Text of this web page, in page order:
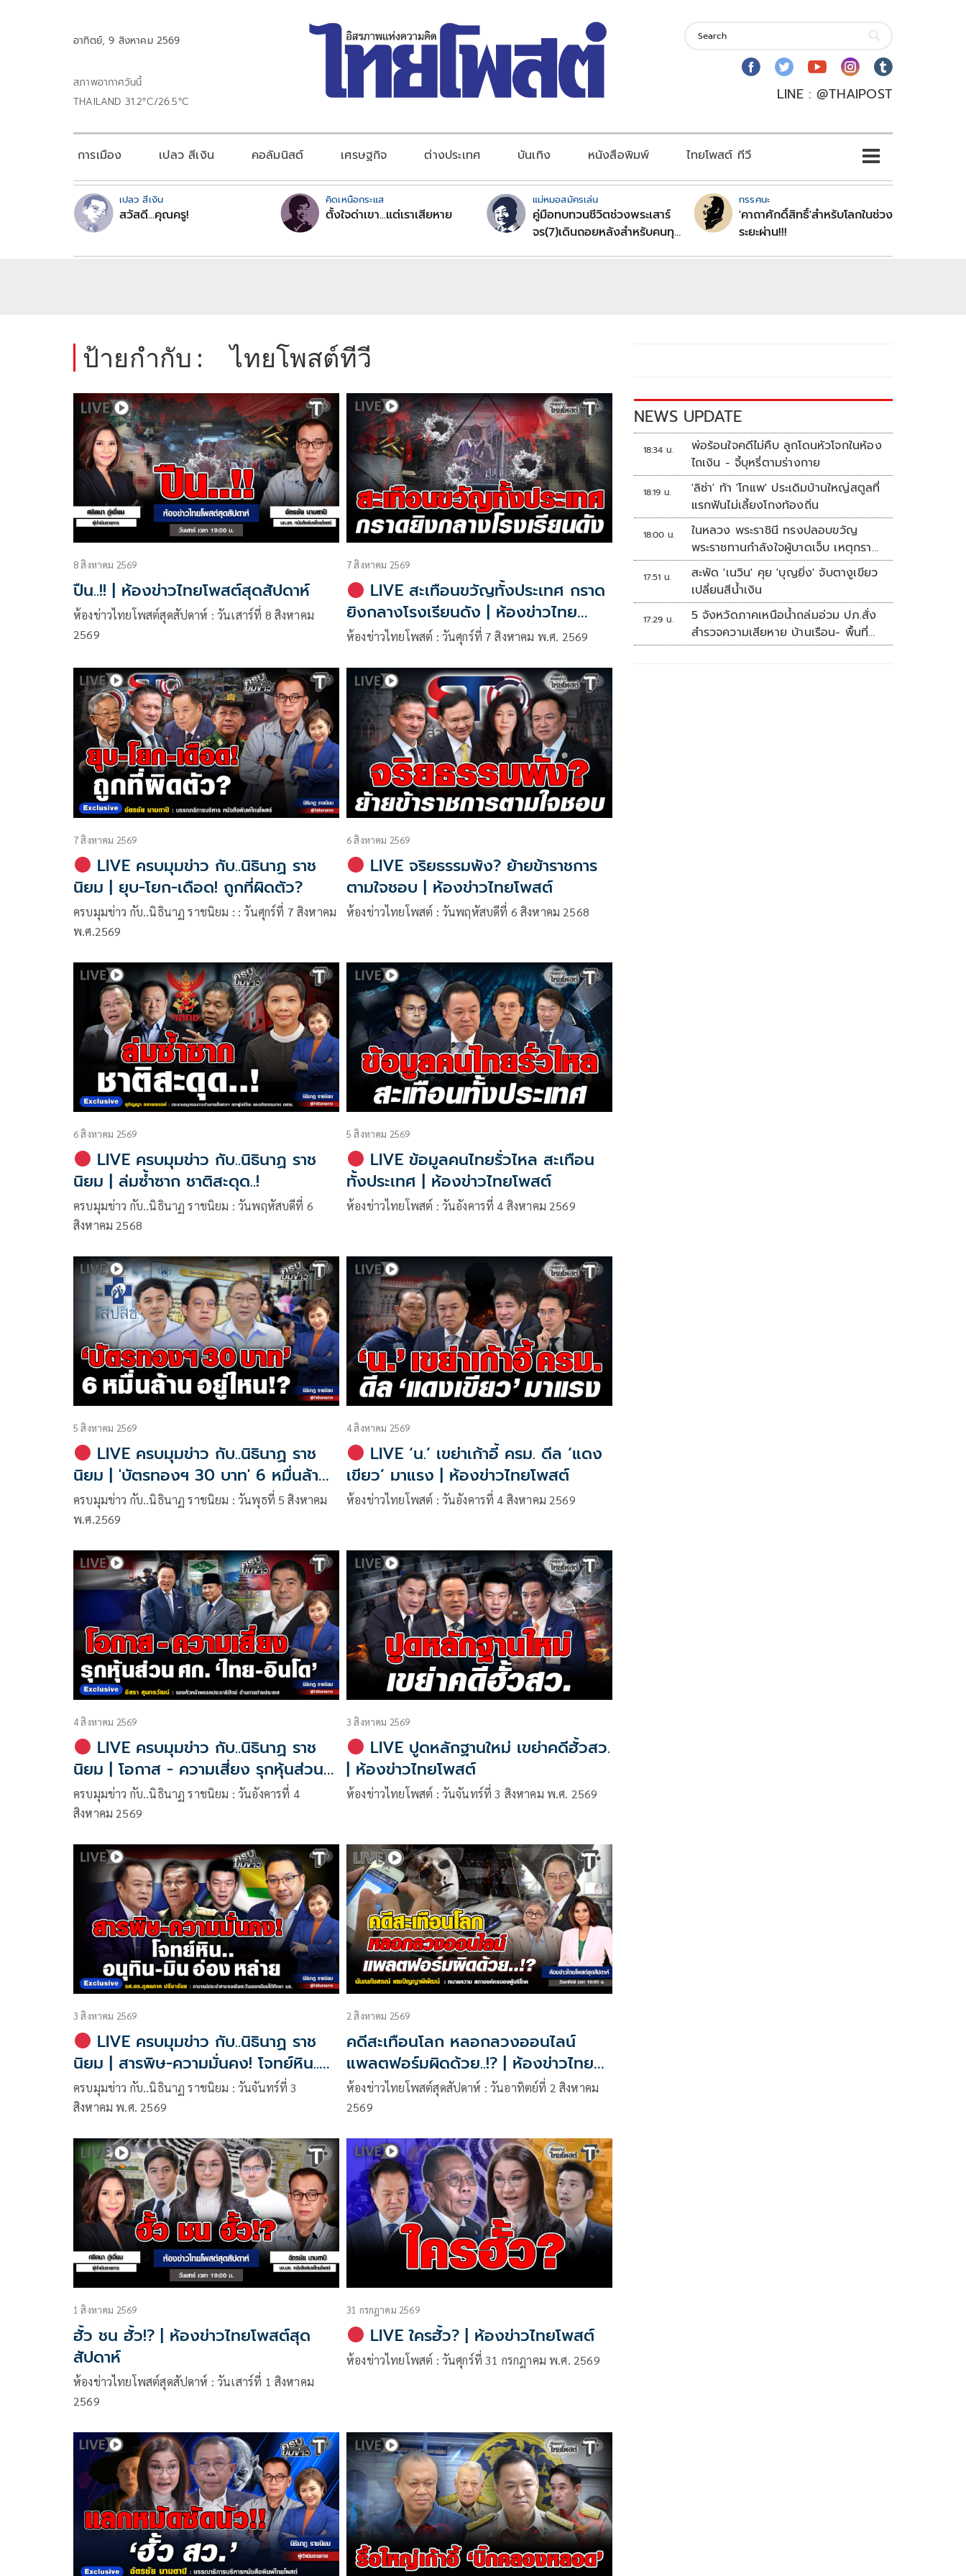
อาทิตย์, 9 สิงหาคม 2569
สภาพอากาศวันนี้
THAILAND 31.2°C/26.5°C
LINE : @THAIPOST
การเมือง เปลว สีเงิน คอลัมนิสต์ เศรษฐกิจ ต่างประเทศ บันเทิง หนังสือพิมพ์ ไทยโพสต์ ทีวี
เปลว สีเงิน
สวัสดี...คุณครู!
คิดเหนือกระแส
ตั้งใจด่าเขา...แต่เราเสียหาย
แม่หมอสมัครเล่น
คู่มือทบทวนชีวิตช่วงพระเสาร์
จร(7)เดินถอยหลังสำหรับคนทุก
ทรรศนะ
'คาถาศักดิ์สิทธิ์'สำหรับโลกในช่วง
ระยะผ่าน!!!
ป้ายกำกับ : ไทยโพสต์ทีวี
8 สิงหาคม 2569
ปืน..!! | ห้องข่าวไทยโพสต์สุดสัปดาห์
ห้องข่าวไทยโพสต์สุดสัปดาห์ : วันเสาร์ที่ 8 สิงหาคม
2569
7 สิงหาคม 2569
LIVE สะเทือนขวัญทั้งประเทศ กราด
ยิงกลางโรงเรียนดัง | ห้องข่าวไทย
โพสต์
ห้องข่าวไทยโพสต์ : วันศุกร์ที่ 7 สิงหาคม พ.ศ. 2569
7 สิงหาคม 2569
LIVE ครบมุมข่าว กับ..นิธินาฏ ราช
นิยม | ยุบ-โยก-เดือด! ถูกที่ผิดตัว?
ครบมุมข่าว กับ..นิธินาฏ ราชนิยม : : วันศุกร์ที่ 7 สิงหาคม
พ.ศ.2569
6 สิงหาคม 2569
LIVE จริยธรรมพัง? ย้ายข้าราชการ
ตามใจชอบ | ห้องข่าวไทยโพสต์
ห้องข่าวไทยโพสต์ : วันพฤหัสบดีที่ 6 สิงหาคม 2568
6 สิงหาคม 2569
LIVE ครบมุมข่าว กับ..นิธินาฏ ราช
นิยม | ล่มซ้ำซาก ชาติสะดุด..!
ครบมุมข่าว กับ..นิธินาฏ ราชนิยม : วันพฤหัสบดีที่ 6
สิงหาคม 2568
5 สิงหาคม 2569
LIVE ข้อมูลคนไทยรั่วไหล สะเทือน
ทั้งประเทศ | ห้องข่าวไทยโพสต์
ห้องข่าวไทยโพสต์ : วันอังคารที่ 4 สิงหาคม 2569
5 สิงหาคม 2569
LIVE ครบมุมข่าว กับ..นิธินาฏ ราช
นิยม | 'บัตรทองฯ 30 บาท' 6 หมื่นล้าน
อยู่ไหน!?
ครบมุมข่าว กับ..นิธินาฏ ราชนิยม : วันพุธที่ 5 สิงหาคม
พ.ศ.2569
4 สิงหาคม 2569
LIVE ‘น.’ เขย่าเก้าอี้ ครม. ดีล ‘แดง
เขียว’ มาแรง | ห้องข่าวไทยโพสต์
ห้องข่าวไทยโพสต์ : วันอังคารที่ 4 สิงหาคม 2569
4 สิงหาคม 2569
LIVE ครบมุมข่าว กับ..นิธินาฏ ราช
นิยม | โอกาส - ความเสี่ยง รุกหุ้นส่วน
ศก. 'ไทย-อินโด'
ครบมุมข่าว กับ..นิธินาฏ ราชนิยม : วันอังคารที่ 4
สิงหาคม 2569
3 สิงหาคม 2569
LIVE ปูดหลักฐานใหม่ เขย่าคดีฮั้วสว.
| ห้องข่าวไทยโพสต์
ห้องข่าวไทยโพสต์ : วันจันทร์ที่ 3 สิงหาคม พ.ศ. 2569
3 สิงหาคม 2569
LIVE ครบมุมข่าว กับ..นิธินาฏ ราช
นิยม | สารพิษ-ความมั่นคง! โจทย์หิน..
อนุทิน-มิน อ๋อง หลาย
ครบมุมข่าว กับ..นิธินาฏ ราชนิยม : วันจันทร์ที่ 3
สิงหาคม พ.ศ. 2569
2 สิงหาคม 2569
คดีสะเทือนโลก หลอกลวงออนไลน์
แพลตฟอร์มผิดด้วย..!? | ห้องข่าวไทย
โพสต์สุดสัปดาห์
ห้องข่าวไทยโพสต์สุดสัปดาห์ : วันอาทิตย์ที่ 2 สิงหาคม
2569
1 สิงหาคม 2569
ฮั้ว ชน ฮั้ว!? | ห้องข่าวไทยโพสต์สุด
สัปดาห์
ห้องข่าวไทยโพสต์สุดสัปดาห์ : วันเสาร์ที่ 1 สิงหาคม
2569
31 กรกฎาคม 2569
LIVE ใครฮั้ว? | ห้องข่าวไทยโพสต์
ห้องข่าวไทยโพสต์ : วันศุกร์ที่ 31 กรกฎาคม พ.ศ. 2569
NEWS UPDATE
18:34 น.
พ่อร้อนใจคดีไม่คืบ ลูกโดนหัวโจกในห้อง
ไถเงิน - จี้บุหรี่ตามร่างกาย
18:19 น.
'ลิซ่า' ท้า 'โกแพ' ประเดิมบ้านใหญ่สตูลที่
แรกฟันไม่เลี้ยงโกงท้องถิ่น
18:00 น.
ในหลวง พระราชินี ทรงปลอบขวัญ
พระราชทานกำลังใจผู้บาดเจ็บ เหตุกราด
ยิง รร.เทพศิรินทร์นนทบุรี
17:51 น.
สะพัด 'เนวิน' คุย 'บุญยิ่ง' จับตางูเขียว
เปลี่ยนสีน้ำเงิน
17:29 น.
5 จังหวัดภาคเหนือน้ำถล่มอ่วม ปภ.สั่ง
สำรวจความเสียหาย บ้านเรือน- พื้นที่
เกษตร